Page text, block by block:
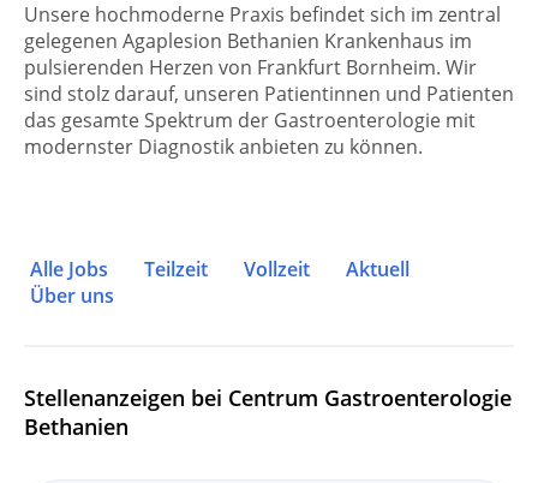
Unsere hochmoderne Praxis befindet sich im zentral
gelegenen Agaplesion Bethanien Krankenhaus im
pulsierenden Herzen von Frankfurt Bornheim. Wir
sind stolz darauf, unseren Patientinnen und Patienten
das gesamte Spektrum der Gastroenterologie mit
modernster Diagnostik anbieten zu können.
Alle Jobs Teilzeit Vollzeit
Aktuell
Über uns
Stellenanzeigen bei Centrum Gastroenterologie
Bethanien